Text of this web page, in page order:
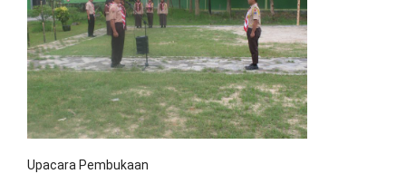
Upacara Pembukaan